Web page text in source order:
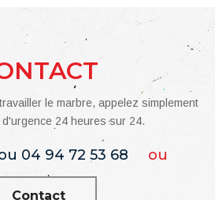
le marbre, appelez simplement
24 heures sur 24.
04 94 72 53 68 ou
Contact